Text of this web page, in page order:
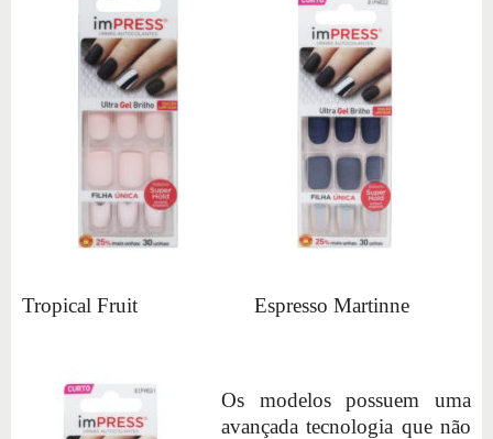
Tropical Fruit Espresso Martinne
Os modelos possuem uma
avançada tecnologia que não